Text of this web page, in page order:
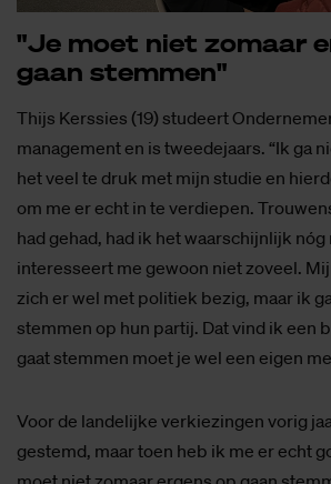
"Je moet niet zo­maar
gaan stem­men"
Thijs Kerssies (19) studeert
management en is tweedejaars. “Ik ga
het veel te druk met mijn studie en
om me er echt in te verdiepen.
had gehad, had ik het waarschijnlijk
interesseert me gewoon niet zoveel.
zich er wel met politiek bezig, maar ik
stemmen op hun partij. Dat vind ik een
gaat stemmen moet je wel een eigen
Voor de landelijke verkiezingen vorig
gestemd, maar toen heb ik me er echt